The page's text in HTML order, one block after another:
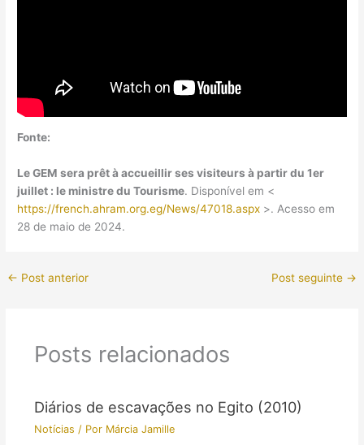
Fonte:
Le GEM sera prêt à accueillir ses visiteurs à partir du 1er
juillet : le ministre du Tourisme. Disponível em <
https://french.ahram.org.eg/News/47018.aspx >. Acesso em
28 de maio de 2024.
← Post anterior Post seguinte →
Posts relacionados
Diários de escavações no Egito (2010)
Notícias / Por Márcia Jamille